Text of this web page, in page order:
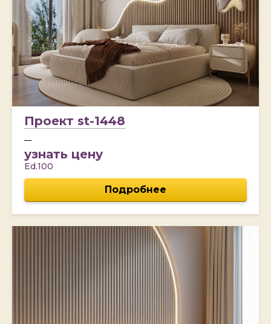
Проект st-1448
узнать цену
Ed.100
Подробнее